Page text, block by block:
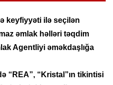
keyfiyyəti ilə seçilən
əmlak həlləri təqdim
Agentliyi əməkdaşlığa
“REA”, “Kristal”ın tikintisi